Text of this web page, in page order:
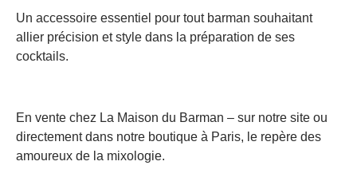
Un accessoire essentiel pour tout barman souhaitant
allier précision et style dans la préparation de ses
cocktails.
En vente chez La Maison du Barman – sur notre site ou
directement dans notre boutique à Paris, le repère des
amoureux de la mixologie.